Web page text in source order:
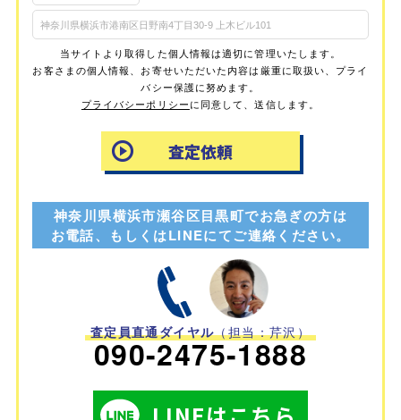
当サイトより取得した個人情報は適切に管理いたします。
お客さまの個人情報、お寄せいただいた内容は厳重に取扱い、プライ
バシー保護に努めます。
プライバシーポリシーに同意して、送信します。
神奈川県横浜市瀬谷区目黒町でお急ぎの方は
お電話、もしくはLINEにてご連絡ください。
査定員直通ダイヤル（担当：芹沢）
090-2475-1888